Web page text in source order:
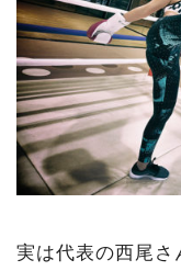
実は代表の西尾さ